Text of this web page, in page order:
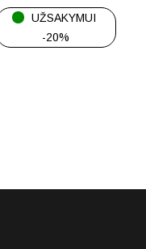
UŽSAKYMUI
-20%